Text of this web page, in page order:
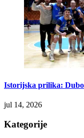
Istorijska prilika:
jul 14, 2026
Kategorije